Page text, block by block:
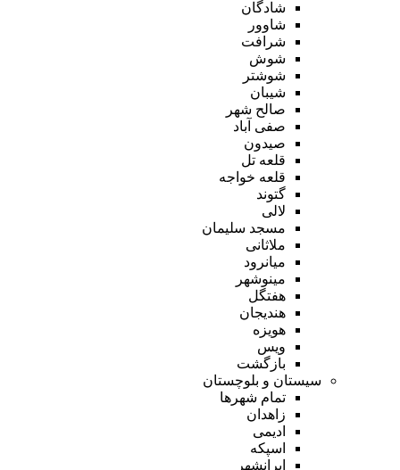
شادگان
شاوور
شرافت
شوش
شوشتر
شیبان
صالح شهر
صفی آباد
صیدون
قلعه تل
قلعه خواجه
گتوند
لالی
مسجد سلیمان
ملاثانی
میانرود
مینوشهر
هفتگل
هندیجان
هویزه
ویس
بازگشت
سیستان و بلوچستان
تمام شهر‌ها
زاهدان
ادیمی
اسپکه
ایرانشهر